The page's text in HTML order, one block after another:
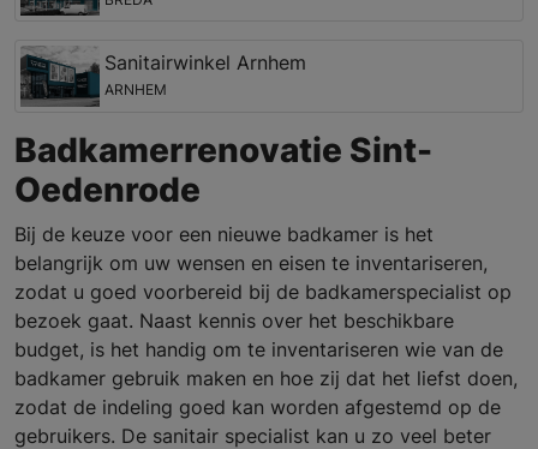
Sanitairwinkel Arnhem
ARNHEM
Badkamerrenovatie Sint-
Oedenrode
Bij de keuze voor een nieuwe badkamer is het
belangrijk om uw wensen en eisen te inventariseren,
zodat u goed voorbereid bij de badkamerspecialist op
bezoek gaat. Naast kennis over het beschikbare
budget, is het handig om te inventariseren wie van de
badkamer gebruik maken en hoe zij dat het liefst doen,
zodat de indeling goed kan worden afgestemd op de
gebruikers. De sanitair specialist kan u zo veel beter